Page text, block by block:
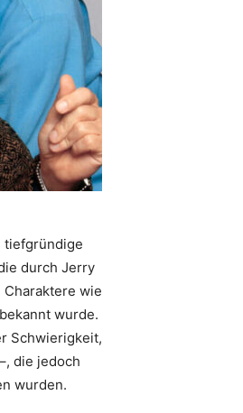
tiefgründige
durch Jerry
wie
wurde.
Schwierigkeit,
die jedoch
wurden.